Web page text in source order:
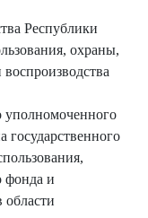
Республики
охраны,
государственного
фонда и
области